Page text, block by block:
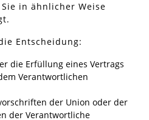
in ähnlicher Weise
Entscheidung:
die Erfüllung eines Vertrags
Verantwortlichen
der Union oder der
der Verantwortliche